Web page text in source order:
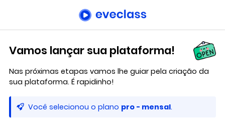
Vamos lançar sua plataforma!
Nas próximas etapas vamos lhe guiar pela criação da
sua plataforma. É rapidinho!
Você selecionou o plano pro - mensal.